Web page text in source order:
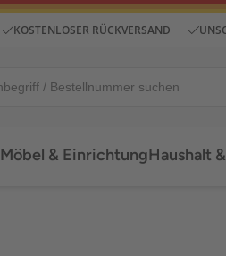
KOSTENLOSER RÜCKVERSAND
Möbel & EinrichtungHaushalt